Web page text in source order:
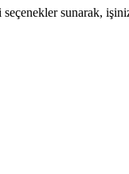
sunarak,